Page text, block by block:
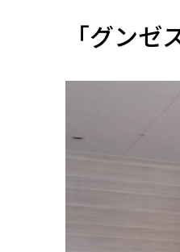
「グン